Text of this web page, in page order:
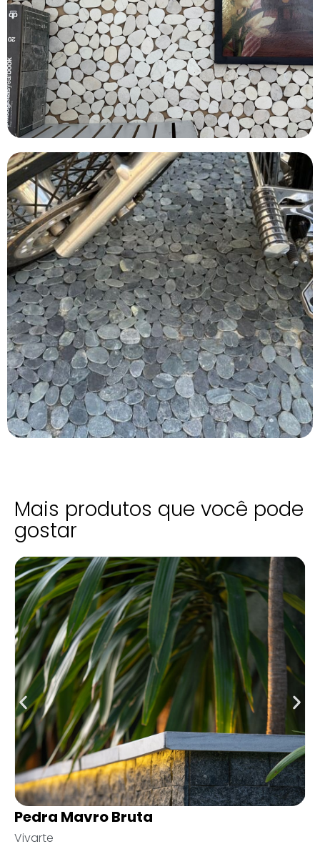
Mais produtos que você pode
gostar
Graffiatura Largo Crema
Vivarte